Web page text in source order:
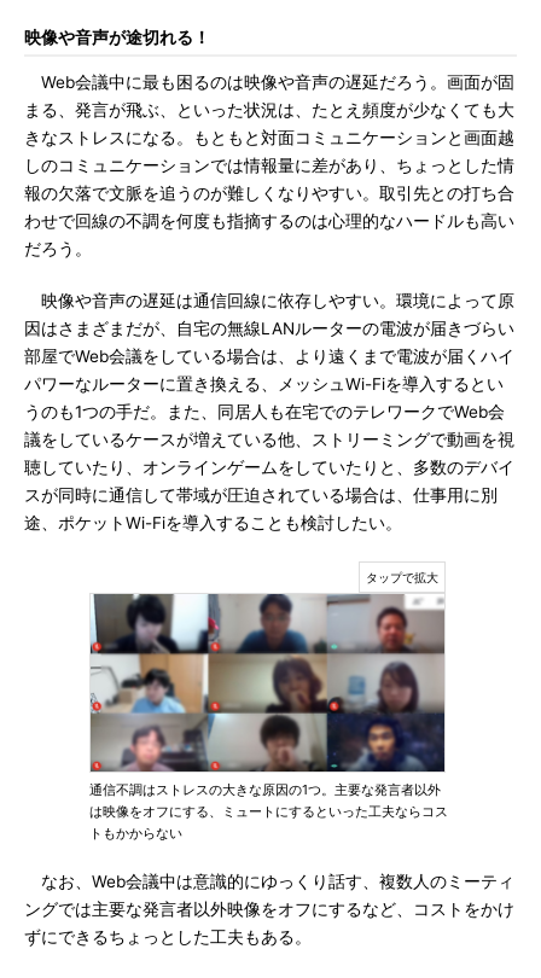
映像や音声が途切れる！
Web会議中に最も困るのは映像や音声の遅延だろう。画面が固
まる、発言が飛ぶ、といった状況は、たとえ頻度が少なくても大
きなストレスになる。もともと対面コミュニケーションと画面越
しのコミュニケーションでは情報量に差があり、ちょっとした情
報の欠落で文脈を追うのが難しくなりやすい。取引先との打ち合
わせで回線の不調を何度も指摘するのは心理的なハードルも高い
だろう。
映像や音声の遅延は通信回線に依存しやすい。環境によって原
因はさまざまだが、自宅の無線LANルーターの電波が届きづらい
部屋でWeb会議をしている場合は、より遠くまで電波が届くハイ
パワーなルーターに置き換える、メッシュWi-Fiを導入するとい
うのも1つの手だ。また、同居人も在宅でのテレワークでWeb会
議をしているケースが増えている他、ストリーミングで動画を視
聴していたり、オンラインゲームをしていたりと、多数のデバイ
スが同時に通信して帯域が圧迫されている場合は、仕事用に別
途、ポケットWi-Fiを導入することも検討したい。
通信不調はストレスの大きな原因の1つ。主要な発言者以外
は映像をオフにする、ミュートにするといった工夫ならコス
トもかからない
なお、Web会議中は意識的にゆっくり話す、複数人のミーティ
ングでは主要な発言者以外映像をオフにするなど、コストをかけ
ずにできるちょっとした工夫もある。